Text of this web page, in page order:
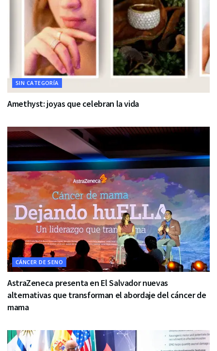
SIN CATEGORÍA
Amethyst: joyas que celebran la vida
CÁNCER DE SENO
AstraZeneca presenta en El Salvador nuevas
alternativas que transforman el abordaje del cáncer de
mama